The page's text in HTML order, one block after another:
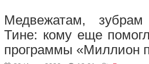
Медвежатам,
Тине: кому еще
программы «Миллион